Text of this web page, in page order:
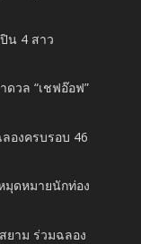
น 4 สาว
ดวล “เชฟอ๊อฟ”
องครบรอบ 46
มุดหมายนักท่อง
ยาม ร่วมฉลอง